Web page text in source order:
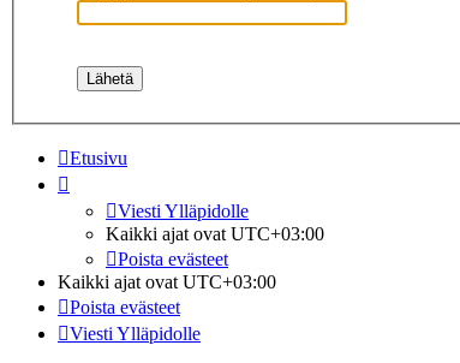
Etusivu
Viesti Ylläpidolle
Kaikki ajat ovat UTC+03:00
Poista evästeet
Kaikki ajat ovat UTC+03:00
Poista evästeet
Viesti Ylläpidolle